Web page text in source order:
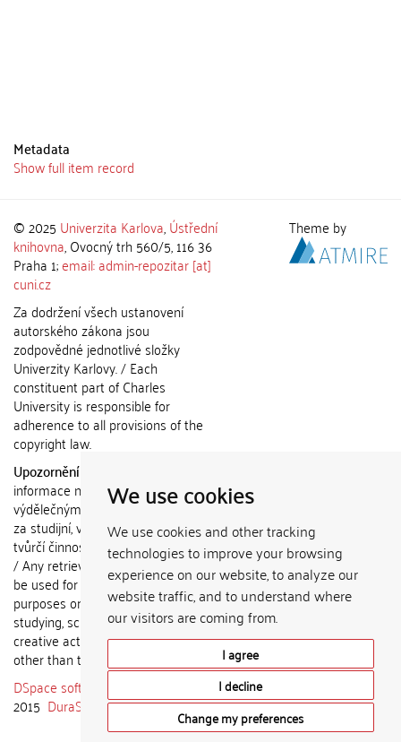
We use cookies
We use cookies and other tracking
technologies to improve your browsing
experience on our website, to analyze our
website traffic, and to understand where
our visitors are coming from.
I agree
I decline
Change my preferences
Metadata
Show full item record
© 2025 Univerzita Karlova,Ústřední
knihovna, Ovocný trh 560/5, 116 36
Praha 1;email: admin-repozitar [at]
cuni.cz
Za dodržení všech ustanovení
autorského zákona jsou
zodpovědné jednotlivé složky
Univerzity Karlovy. / Each
constituent part of Charles
University is responsible for
adherence to all provisions of the
copyright law.
Upozornění / Notice:
informace nemohou být použity k
výdělečným účelům nebo vydávány
za studijní, vědeckou nebo jinou
tvůrčí činnost jiné osoby než autora.
/ Any retrieved information shall not
be used for any commercial
purposes or claimed as results of
studying, scientific or any other
creative activities of any person
other than the author.
DSpace software
2015 DuraSpace
Theme by